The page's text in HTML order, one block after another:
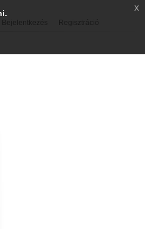
Bejelentkezés Regisztráció
x